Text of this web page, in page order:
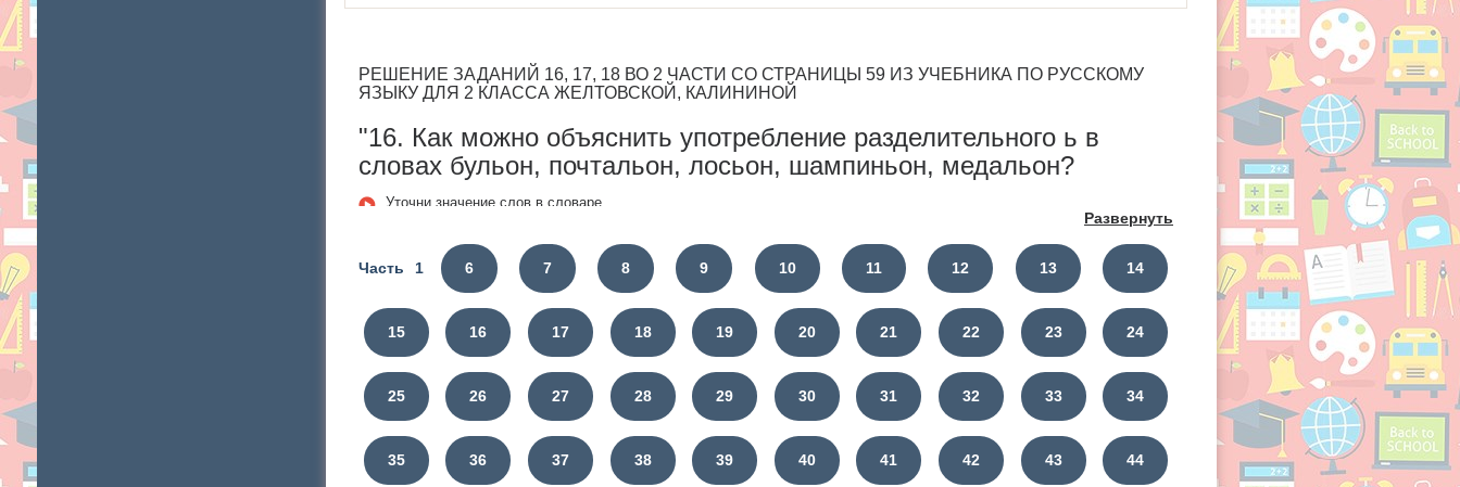
Развернуть
РЕШЕНИЕ ЗАДАНИЙ 16, 17, 18 ВО 2 ЧАСТИ СО СТРАНИЦЫ 59 ИЗ УЧЕБНИКА ПО РУССКОМУ
ЯЗЫКУ ДЛЯ 2 КЛАССА ЖЕЛТОВСКОЙ, КАЛИНИНОЙ
"16. Как можно объяснить употребление разделительного ь в
словах бульон, почтальон, лосьон, шампиньон, медальон?
Уточни значение слов в словаре.
"17. Запиши по памяти отрывок из стихотворения С. Маршака.
Подчеркни в словах известные тебе орфограммы."
"18. Продиктуйте друг другу по одной паре пословиц.
Обсудите смысл каждой пословицы.
Проверьте друг у друга правильность записи."
Часть 1 6 7 8 9 10 11 12 13 14
15 16 17 18 19 20 21 22 23 24
25 26 27 28 29 30 31 32 33 34
35 36 37 38 39 40 41 42 43 44